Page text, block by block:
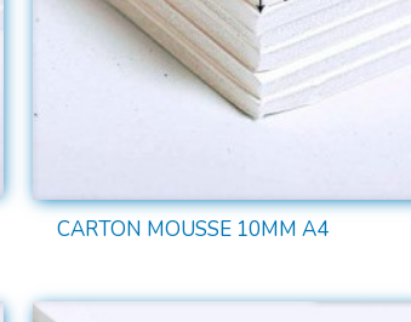
CARTON MOUSSE 10MM A4